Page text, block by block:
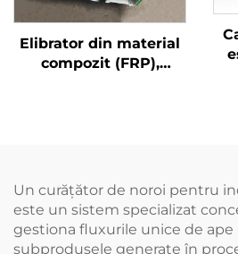
Elibrator din material
compozit (FRP),
Un curățător de noroi pentru
este un sistem specializat
gestiona fluxurile unice de ape
subprodusele generate în